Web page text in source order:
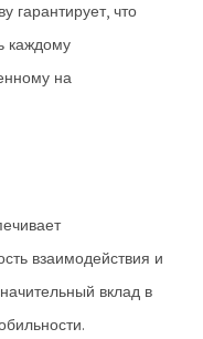
гарантирует, что
каждому
на
взаимодействия и
вклад в